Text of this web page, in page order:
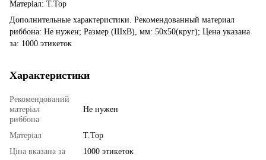
Матеріал: T.Top
Дополнительные характеристики. Рекомендованный материал
риббона: Не нужен; Размер (ШхВ), мм: 50x50(круг); Цена указана
за: 1000 этикеток
Характеристики
Рекомендований
матеріал
риббона
Не нужен
Матеріал
T.Top
Ціна вказана за
1000 этикеток